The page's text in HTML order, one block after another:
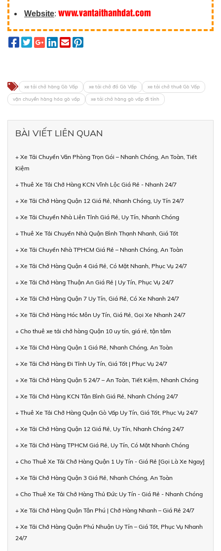
Website: www.vantaithanhdat.com
xe tải chở hàng Gò Vấp xe tải chở đồ Gò Vấp
xe tải chở thuê Gò Vấp
vận chuyển hàng hóa gò vấp
xe tải chở hàng gò vấp đi tỉnh
BÀI VIẾT LIÊN QUAN
+ Xe Tải Chuyển Văn Phòng Trọn Gói – Nhanh Chóng, An Toàn, Tiết
Kiệm
+ Thuê Xe Tải Chở Hàng KCN Vĩnh Lộc Giá Rẻ - Nhanh 24/7
+ Xe Tải Chở Hàng Quận 12 Giá Rẻ, Nhanh Chóng, Uy Tín 24/7
+ Xe Tải Chuyển Nhà Liên Tỉnh Giá Rẻ, Uy Tín, Nhanh Chóng
+ Thuê Xe Tải Chuyển Nhà Quận Bình Thạnh Nhanh, Giá Tốt
+ Xe Tải Chuyển Nhà TPHCM Giá Rẻ – Nhanh Chóng, An Toàn
+ Xe Tải Chở Hàng Quận 4 Giá Rẻ, Có Mặt Nhanh, Phục Vụ 24/7
+ Xe Tải Chở Hàng Thuận An Giá Rẻ | Uy Tín, Phục Vụ 24/7
+ Xe Tải Chở Hàng Quận 7 Uy Tín, Giá Rẻ, Có Xe Nhanh 24/7
+ Xe Tải Chở Hàng Hóc Môn Uy Tín, Giá Rẻ, Gọi Xe Nhanh 24/7
+ Cho thuê xe tải chở hàng Quận 10 uy tín, giá rẻ, tận tâm
+ Xe Tải Chở Hàng Quận 1 Giá Rẻ, Nhanh Chóng, An Toàn
+ Xe Tải Chở Hàng Đi Tỉnh Uy Tín, Giá Tốt | Phục Vụ 24/7
+ Xe Tải Chở Hàng Quận 5 24/7 – An Toàn, Tiết Kiệm, Nhanh Chóng
+ Xe Tải Chở Hàng KCN Tân Bình Giá Rẻ, Nhanh Chóng 24/7
+ Thuê Xe Tải Chở Hàng Quận Gò Vấp Uy Tín, Giá Tốt, Phục Vụ 24/7
+ Xe Tải Chở Hàng Quận 12 Giá Rẻ, Uy Tín, Nhanh Chóng 24/7
+ Xe Tải Chở Hàng TPHCM Giá Rẻ, Uy Tín, Có Mặt Nhanh Chóng
+ Cho Thuê Xe Tải Chở Hàng Quận 1 Uy Tín - Giá Rẻ [Gọi Là Xe Ngay]
+ Xe Tải Chở Hàng Quận 3 Giá Rẻ, Nhanh Chóng, An Toàn
+ Cho Thuê Xe Tải Chở Hàng Thủ Đức Uy Tín - Giá Rẻ - Nhanh Chóng
+ Xe Tải Chở Hàng Quận Tân Phú | Chở Hàng Nhanh – Giá Rẻ 24/7
+ Xe Tải Chở Hàng Quận Phú Nhuận Uy Tín – Giá Tốt, Phục Vụ Nhanh
24/7